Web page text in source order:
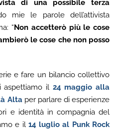
di una possibile terza
mie le parole dell’attivista
“Non accetterò più le cose
le cose che non posso
e fare un bilancio collettivo
aspettiamo il 24 maggio alla
Altaper parlare di esperienze
e identità in compagnia del
e il 14 luglio al Punk Rock